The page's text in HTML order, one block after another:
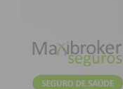
primeiro lugar
vítima e só
Há que referir
são cumulativas,